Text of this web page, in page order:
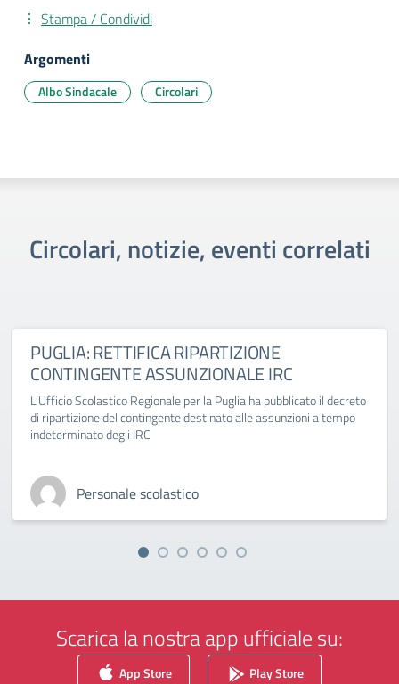
Stampa / Condividi
Argomenti
Albo Sindacale Circolari
Circolari, notizie, eventi correlati
PUGLIA: RETTIFICA RIPARTIZIONE
CONTINGENTE ASSUNZIONALE IRC
L’Ufficio Scolastico Regionale per la Puglia ha pubblicato il decreto
di ripartizione del contingente destinato alle assunzioni a tempo
indeterminato degli IRC
Personale scolastico
Scarica la nostra app ufficiale su:
App Store Play Store